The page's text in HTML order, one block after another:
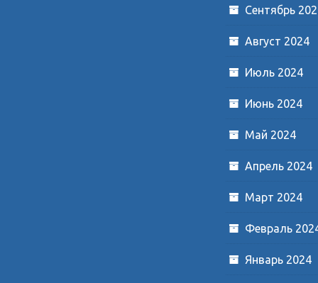
Сентябрь
Август 2024
Июль 2024
Июнь 2024
Май 2024
Апрель 2024
Март 2024
Февраль
Январь 2024